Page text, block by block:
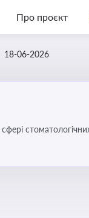
Про проєкт
18-06-2026
послуг.